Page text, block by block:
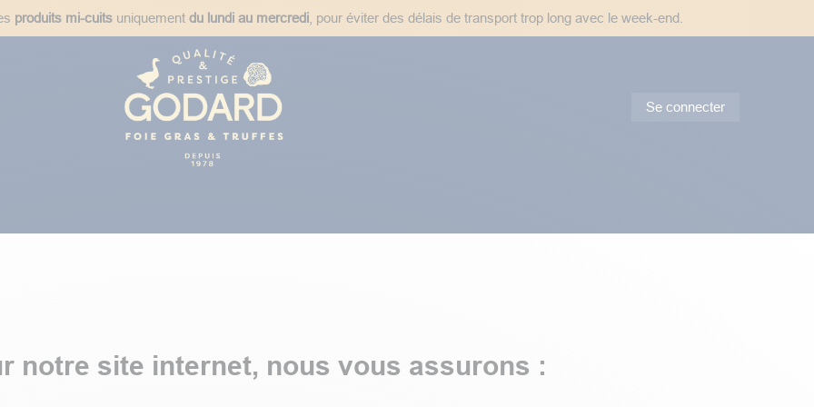
produits mi-cuits uniquement du lundi au mercredi, pour éviter des délais de transport trop long avec le week-end.
Se connecter
notre site internet, nous vous assurons :